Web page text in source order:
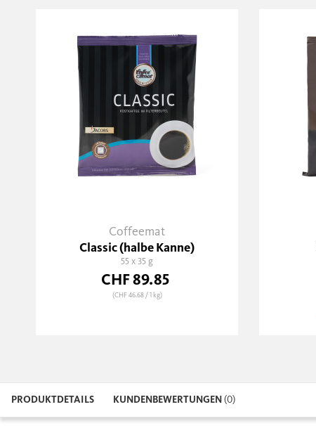
Coffeemat
Classic (halbe Kanne)
55 x 35 g
CHF 89.85
(CHF 46.68/ 1 kg)
PRODUKTDETAILS KUNDENBEWERTUNGEN(0)